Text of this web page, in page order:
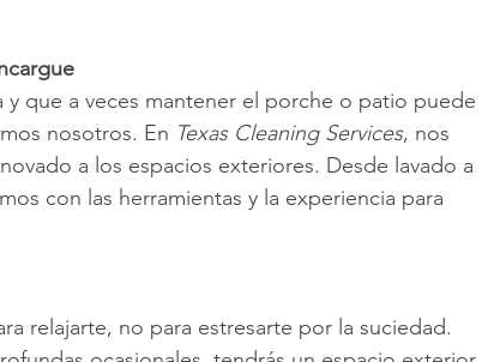
que a veces mantener el porche o patio puede
nosotros. En Texas Cleaning Services, nos
a los espacios exteriores. Desde lavado a
con las herramientas y la experiencia para
relajarte, no para estresarte por la suciedad.